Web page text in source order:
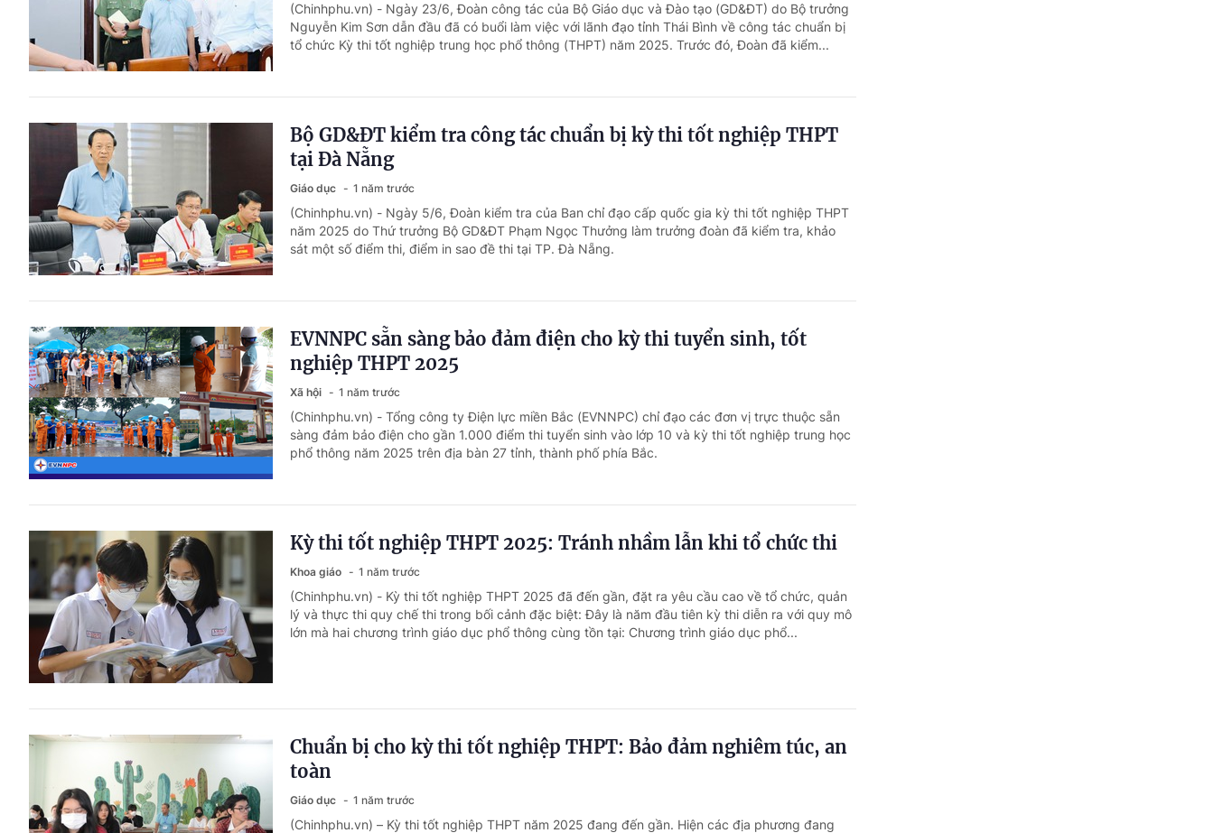
(Chinhphu.vn) - Ngày 23/6, Đoàn công tác của Bộ Giáo dục và Đào tạo (GD&ĐT) do Bộ trưởng
Nguyễn Kim Sơn dẫn đầu đã có buổi làm việc với lãnh đạo tỉnh Thái Bình về công tác chuẩn bị
tổ chức Kỳ thi tốt nghiệp trung học phổ thông (THPT) năm 2025. Trước đó, Đoàn đã kiểm...
Bộ GD&ĐT kiểm tra công tác chuẩn bị kỳ thi tốt nghiệp THPT
tại Đà Nẵng
Giáo dục 1 năm trước
(Chinhphu.vn) - Ngày 5/6, Đoàn kiểm tra của Ban chỉ đạo cấp quốc gia kỳ thi tốt nghiệp THPT
năm 2025 do Thứ trưởng Bộ GD&ĐT Phạm Ngọc Thưởng làm trưởng đoàn đã kiểm tra, khảo
sát một số điểm thi, điểm in sao đề thi tại TP. Đà Nẵng.
EVNNPC sẵn sàng bảo đảm điện cho kỳ thi tuyển sinh, tốt
nghiệp THPT 2025
Xã hội 1 năm trước
(Chinhphu.vn) - Tổng công ty Điện lực miền Bắc (EVNNPC) chỉ đạo các đơn vị trực thuộc sẵn
sàng đảm bảo điện cho gần 1.000 điểm thi tuyển sinh vào lớp 10 và kỳ thi tốt nghiệp trung học
phổ thông năm 2025 trên địa bàn 27 tỉnh, thành phố phía Bắc.
Kỳ thi tốt nghiệp THPT 2025: Tránh nhầm lẫn khi tổ chức thi
Khoa giáo 1 năm trước
(Chinhphu.vn) - Kỳ thi tốt nghiệp THPT 2025 đã đến gần, đặt ra yêu cầu cao về tổ chức, quản
lý và thực thi quy chế thi trong bối cảnh đặc biệt: Đây là năm đầu tiên kỳ thi diễn ra với quy mô
lớn mà hai chương trình giáo dục phổ thông cùng tồn tại: Chương trình giáo dục phổ...
Chuẩn bị cho kỳ thi tốt nghiệp THPT: Bảo đảm nghiêm túc, an
toàn
Giáo dục 1 năm trước
(Chinhphu.vn) – Kỳ thi tốt nghiệp THPT năm 2025 đang đến gần. Hiện các địa phương đang